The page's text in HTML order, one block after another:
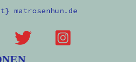
matrosenhun.de